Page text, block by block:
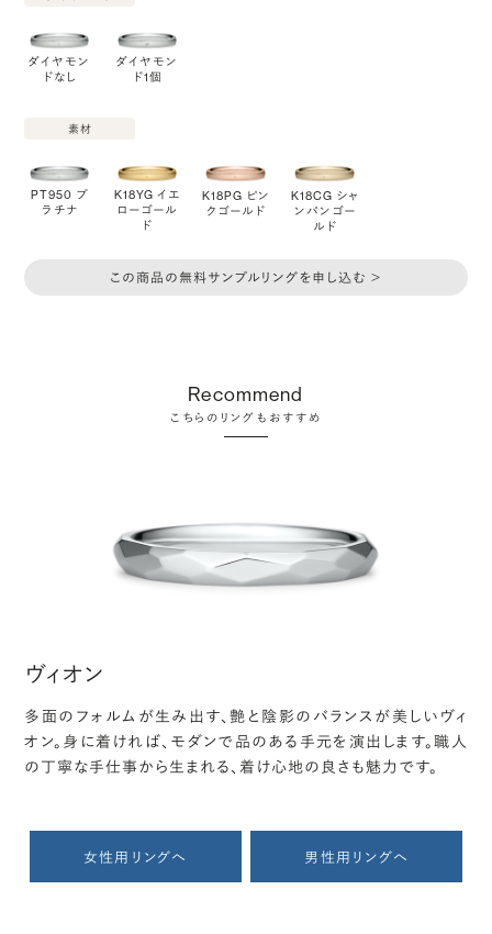
ダイヤモン
ドなし
ダイヤモン
ド1個
素材
PT950 プ
ラチナ
K18YG イエ
ローゴール
ド
K18PG ピン
クゴールド
K18CG シャ
ンパンゴー
ルド
この商品の無料サンプルリングを申し込む ＞
Recommend
こちらのリングもおすすめ
ヴィオン
多面のフォルムが生み出す、艶と陰影のバランスが美しいヴィ
オン。身に着ければ、モダンで品のある手元を演出します。職人
の丁寧な手仕事から生まれる、着け心地の良さも魅力です。
女性用リングへ 男性用リングへ